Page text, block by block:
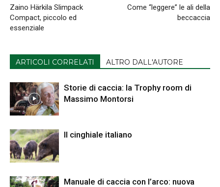
Zaino Härkila Slimpack
Compact, piccolo ed
essenziale
Come “leggere” le ali della
beccaccia
ARTICOLI CORRELATI ALTRO DALL'AUTORE
Storie di caccia: la Trophy room di
Massimo Montorsi
Il cinghiale italiano
Manuale di caccia con l’arco: nuova